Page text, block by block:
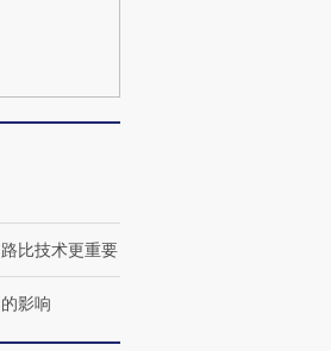
私7万
视线｜被称为“蟑螂”的印
比技术更重要
影响